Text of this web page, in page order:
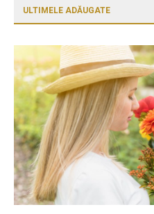
ULTIMELE ADĂUGATE